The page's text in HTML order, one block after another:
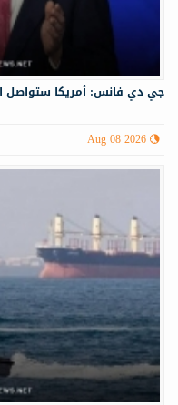
جي دي فانس: أمريكا ستواصل
Aug 08 2026